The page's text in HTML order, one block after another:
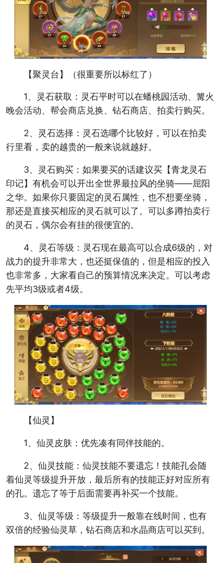
【聚灵台】（很重要所以标红了）
1、灵石获取：灵石平时可以在蟠桃园活动、篝火
晚会活动、帮会商店兑换、钻石商店、拍卖行购买。
2、灵石选择：灵石选哪个比较好，可以在拍卖
行里看，卖的越贵的一般来说就越好。
3、灵石购买：如果要买的话建议买【青龙灵石
印记】有机会可以开出全世界最拉风的坐骑——屈阳
之华。如果你只要固定的灵石属性，也不想要坐骑，
那还是直接买相应的灵石就可以了。可以多蹲拍卖行
的灵石，偶尔会有挂的很便宜的。
4、灵石等级：灵石现在最高可以合成6级的，对
战力的提升非常大，也还挺保值的，但是相应的投入
也非常多，大家看自己的预算情况来决定。可以考虑
先平均3级或者4级。
【仙灵】
1、仙灵皮肤：优先凑有同伴技能的。
2、仙灵技能：仙灵技能不要遗忘！技能孔会随
着仙灵等级提升开放，最后所有的技能正好对应所有
的孔。遗忘了等于后面需要再补买一个技能。
3、仙灵等级：等级提升一般靠在线时间，也有
双倍的经验仙灵草，钻石商店和水晶商店可以买到。